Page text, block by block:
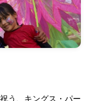
う、キングス・パー